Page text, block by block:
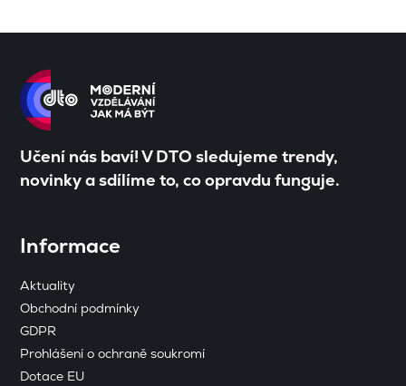
Učení nás baví! V DTO sledujeme trendy,
novinky a sdílíme to, co opravdu funguje.
Informace
Aktuality
Obchodní podmínky
GDPR
Prohlášení o ochraně soukromí
Dotace EU